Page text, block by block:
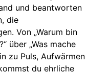
und beantworten
die
Von „Warum bin
über „Was mache
zu Puls, Aufwärmen
du ehrliche